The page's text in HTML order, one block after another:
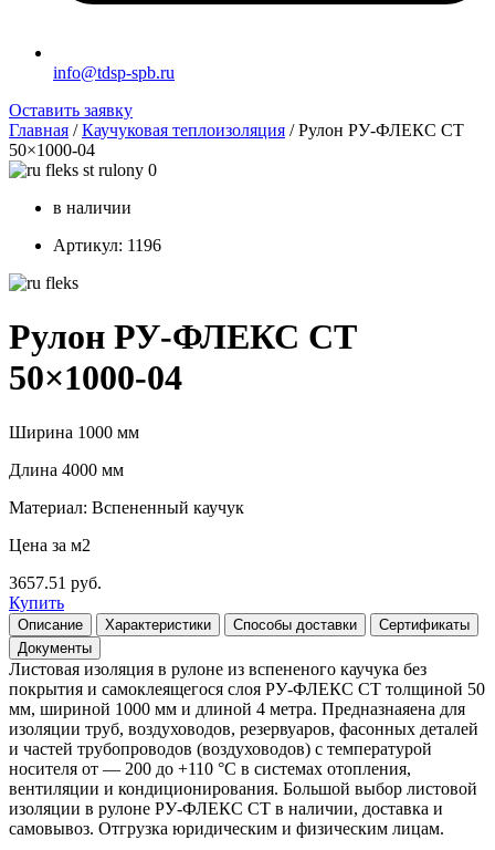
info@tdsp-spb.ru
Оставить заявку
Главная /Каучуковая теплоизоляция / Рулон РУ-ФЛЕКС СТ
50×1000-04
в наличии
Артикул: 1196
Рулон РУ-ФЛЕКС СТ
50×1000-04
Ширина 1000 мм
Длина 4000 мм
Материал: Вспененный каучук
Цена за м2
3657.51 руб.
Купить
Описание Характеристики Способы доставки
Сертификаты
Документы
Листовая изоляция в рулоне из вспененого каучука без
покрытия и самоклеящегося слоя РУ-ФЛЕКС СТ толщиной 50
мм, шириной 1000 мм и длиной 4 метра. Предназнаяена для
изоляции труб, воздуховодов, резервуаров, фасонных деталей
и частей трубопроводов (воздуховодов) с температурой
носителя от — 200 до +110 °С в системах отопления,
вентиляции и кондиционирования. Большой выбор листовой
изоляции в рулоне РУ-ФЛЕКС СТ в наличии, доставка и
самовывоз. Отгрузка юридическим и физическим лицам.